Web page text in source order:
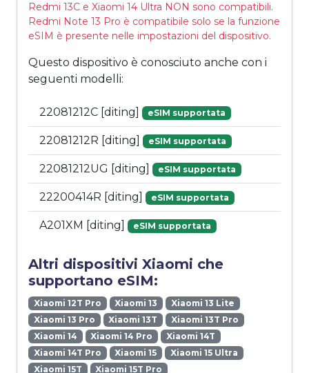
Redmi 13C e Xiaomi 14 Ultra NON sono compatibili.
Redmi Note 13 Pro è compatibile solo se la funzione
eSIM è presente nelle impostazioni del dispositivo.
Questo dispositivo è conosciuto anche con i
seguenti modelli:
22081212C [diting] eSIM supportata
22081212R [diting] eSIM supportata
22081212UG [diting] eSIM supportata
22200414R [diting] eSIM supportata
A201XM [diting] eSIM supportata
Altri dispositivi Xiaomi che
supportano eSIM:
Xiaomi 12T Pro Xiaomi 13
Xiaomi 13 Lite
Xiaomi 13 Pro
Xiaomi 13T
Xiaomi 13T Pro
Xiaomi 14
Xiaomi 14 Pro
Xiaomi 14T
Xiaomi 14T Pro
Xiaomi 15
Xiaomi 15 Ultra
Xiaomi 15T
Xiaomi 15T Pro